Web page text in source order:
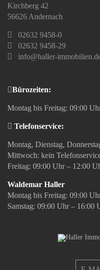
Kirchberg 42
56626 Andernach
02632 9458-0
02632 9458-29
info@haller-
Bürozeiten:
Montag bis Freitag: 09:00
Telefonservice:
Montag, Dienstag,
Mittwoch: kein
Freitag: 09:00 Uhr – 12:00
Waldemar Haller
Montag bis Freitag: 09:00
Samstag: 09:00 Uhr – 16:00